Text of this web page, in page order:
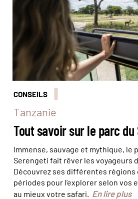
CONSEILS
Tanzanie
Tout savoir sur le parc du
Immense, sauvage et mythique, le
Serengeti fait rêver les voyageurs
Découvrez ses différentes régions
périodes pour l’explorer selon vos
au mieux votre safari.
En lire plus